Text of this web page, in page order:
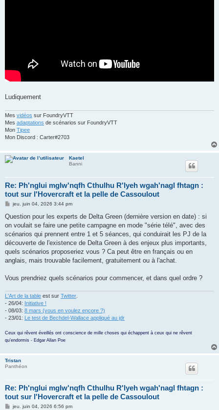
Ludiquement
Mes vidéos sur FoundryVTT
Mes adaptations de scénarios sur FoundryVTT
Mon Tipee
Mon Discord : Carter#2703
Kaetel
Banni
Re: Ph'nglui mglw'nqfh Cthulhu R'lyeh wgah'nagl fhtagn :
tout sur l'Hovercraft et la pelle de Cassoulout
M
s
a
g
jeu. juin 04, 2026 3:44 pm
Question pour les experts de Delta Green (dernière version en date) : si
on voulait se faire une petite campagne en mode "série télé", avec des
scénarios qui prennent entre 1 et 5 séances, qui conduirait les PJ de la
découverte de l'existence de Delta Green à des enjeux plus importants,
quels scénarios proposeriez vous ? Ca peut être en français ou en
anglais, mais trouvable facilement, gratuitement ou à l'achat.
Vous prendriez quels scénarios pour commencer, et dans quel ordre ?
L'Art de la table est sur Twitter
- 26/04: Initiative !
- 08/03: 8 mars (vous en voulez encore ?)
- 23/01:
Le test de Bechdel-Wallace appliqué au jdr
Ceux qui rêvent éveillés ont conscience de mille choses qui échappent à ceux qui ne rêvent
qu'endormis - Edgar Allan Poe
Tristan
Panthéon
Re: Ph'nglui mglw'nqfh Cthulhu R'lyeh wgah'nagl fhtagn :
tout sur l'Hovercraft et la pelle de Cassoulout
Mjeu. juin 04, 2026 6:56 pm